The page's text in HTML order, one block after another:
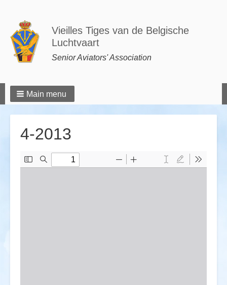
Vieilles Tiges van de Belgische
Luchtvaart
Senior Aviators' Association
Main menu
4-2013